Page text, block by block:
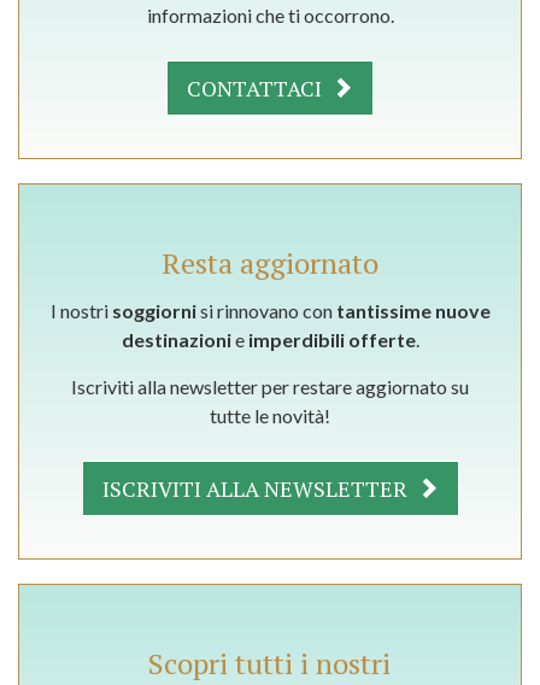
informazioni che ti occorrono.
CONTATTACI
Resta aggiornato
I nostri soggiornisi rinnovano con tantissime nuove
destinazionie imperdibili offerte.
Iscriviti alla newsletter per restare aggiornato su
tutte le novità!
ISCRIVITI ALLA NEWSLETTER
Scopri tutti i nostri